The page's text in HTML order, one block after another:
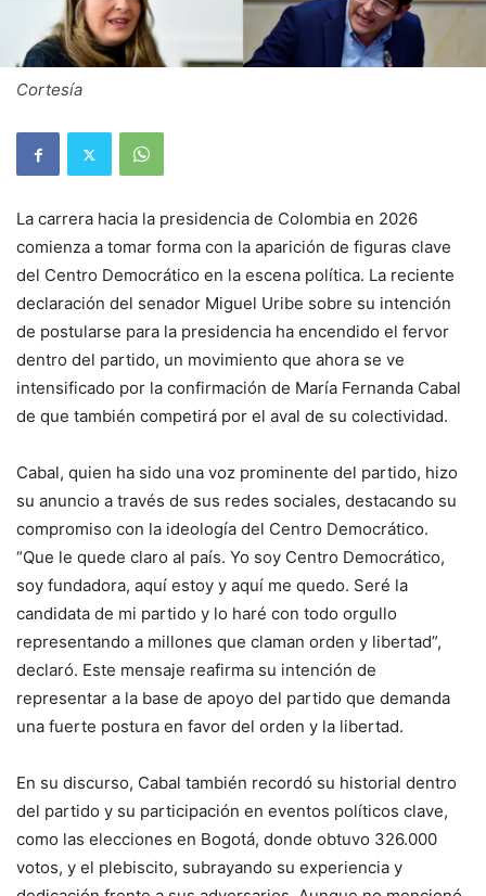
Cortesía
La carrera hacia la presidencia de Colombia en 2026
comienza a tomar forma con la aparición de figuras clave
del Centro Democrático en la escena política. La reciente
declaración del senador Miguel Uribe sobre su intención
de postularse para la presidencia ha encendido el fervor
dentro del partido, un movimiento que ahora se ve
intensificado por la confirmación de María Fernanda Cabal
de que también competirá por el aval de su colectividad.
Cabal, quien ha sido una voz prominente del partido, hizo
su anuncio a través de sus redes sociales, destacando su
compromiso con la ideología del Centro Democrático.
“Que le quede claro al país. Yo soy Centro Democrático,
soy fundadora, aquí estoy y aquí me quedo. Seré la
candidata de mi partido y lo haré con todo orgullo
representando a millones que claman orden y libertad”,
declaró. Este mensaje reafirma su intención de
representar a la base de apoyo del partido que demanda
una fuerte postura en favor del orden y la libertad.
En su discurso, Cabal también recordó su historial dentro
del partido y su participación en eventos políticos clave,
como las elecciones en Bogotá, donde obtuvo 326.000
votos, y el plebiscito, subrayando su experiencia y